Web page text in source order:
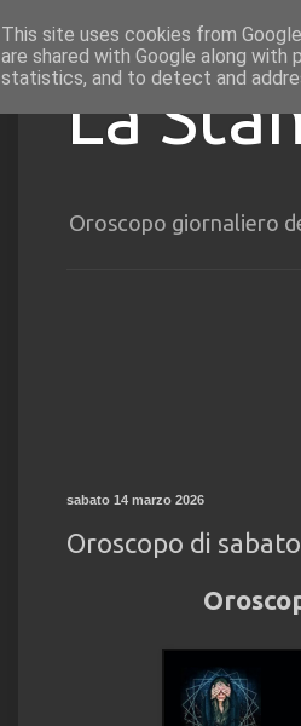
La
Oroscopo giornaliero
sabato 14 marzo 2026
Oroscopo di
This site uses cookies from
are shared with Google along
statistics, and to detect and